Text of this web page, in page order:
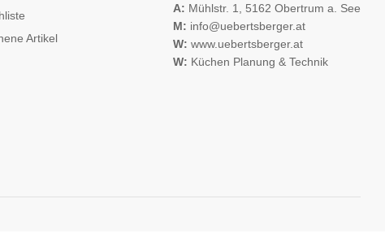
Artikel
A: Mühlstr. 1, 5162 Obertrum a. See
M: info@uebertsberger.at
W: www.uebertsberger.at
W: Küchen Planung & Technik